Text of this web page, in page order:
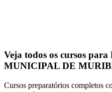
Veja todos os cursos
MUNICIPAL DE
Cursos preparatórios completos